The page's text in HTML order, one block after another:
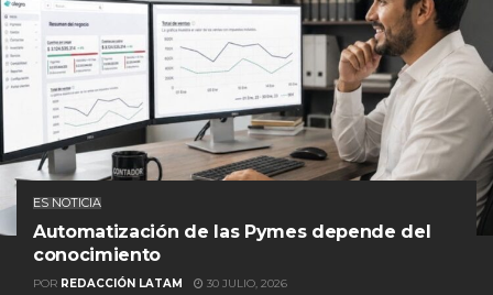
ES NOTICIA
Automatización de las Pymes depende del
conocimiento
POR REDACCIÓN LATAM 30 JULIO, 2026